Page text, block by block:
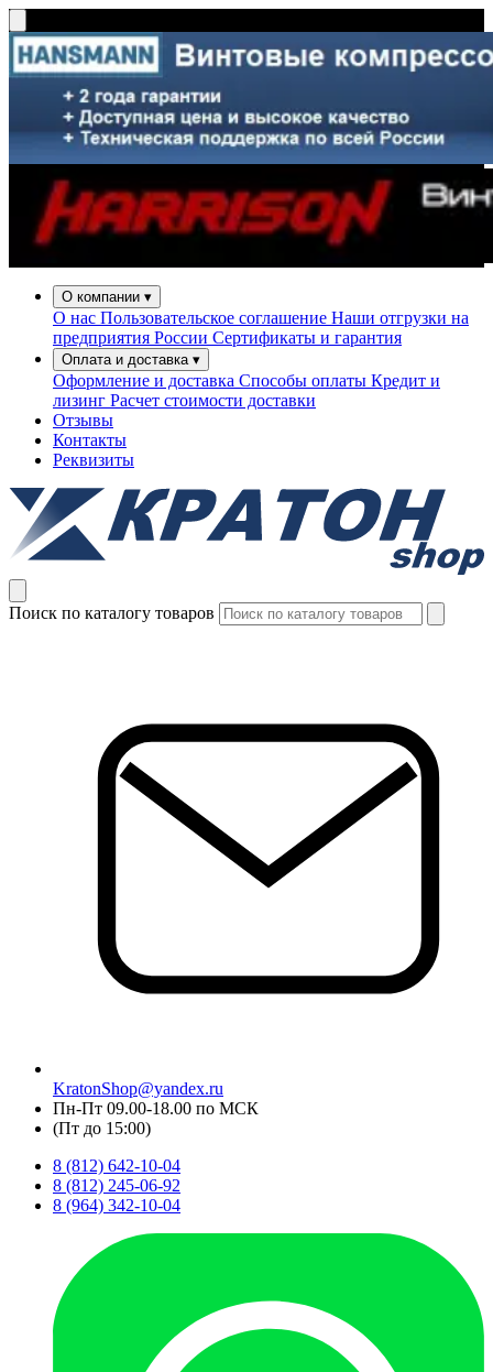
О компании ▾
О нас Пользовательское соглашение Наши отгрузки на
предприятия России Сертификаты и гарантия
Оплата и доставка ▾
Оформление и доставка Способы оплаты Кредит и
лизинг Расчет стоимости доставки
Отзывы
Контакты
Реквизиты
Поиск по каталогу товаров
KratonShop@yandex.ru
Пн-Пт 09.00-18.00 по МСК
(Пт до 15:00)
8 (812) 642-10-04
8 (812) 245-06-92
8 (964) 342-10-04